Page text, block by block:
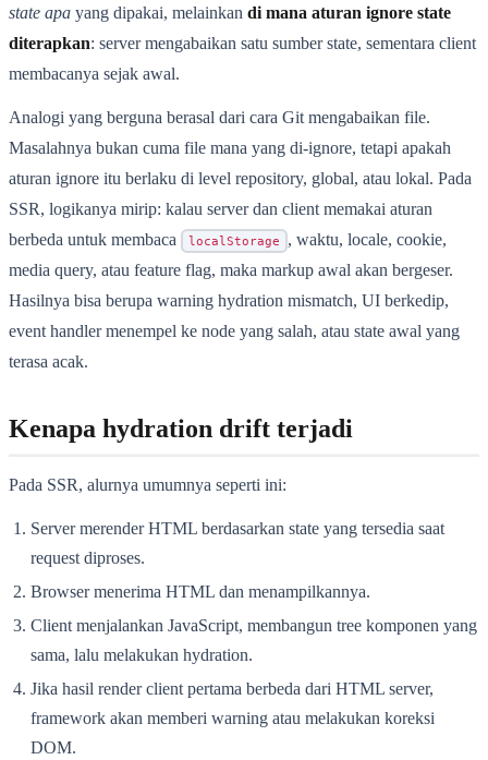
state apa yang dipakai, melainkan di mana aturan ignore state
diterapkan: server mengabaikan satu sumber state, sementara client
membacanya sejak awal.
Analogi yang berguna berasal dari cara Git mengabaikan file.
Masalahnya bukan cuma file mana yang di-ignore, tetapi apakah
aturan ignore itu berlaku di level repository, global, atau lokal. Pada
SSR, logikanya mirip: kalau server dan client memakai aturan
berbeda untuk membaca
localStorage
, waktu, locale, cookie,
media query, atau feature flag, maka markup awal akan bergeser.
Hasilnya bisa berupa warning hydration mismatch, UI berkedip,
event handler menempel ke node yang salah, atau state awal yang
terasa acak.
Kenapa hydration drift terjadi
Pada SSR, alurnya umumnya seperti ini:
Server merender HTML berdasarkan state yang tersedia saat
request diproses.
Browser menerima HTML dan menampilkannya.
Client menjalankan JavaScript, membangun tree komponen yang
sama, lalu melakukan hydration.
Jika hasil render client pertama berbeda dari HTML server,
framework akan memberi warning atau melakukan koreksi
DOM.